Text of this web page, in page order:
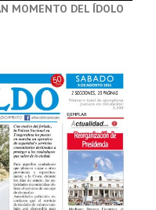
MOMENTO DEL ÍDOLO